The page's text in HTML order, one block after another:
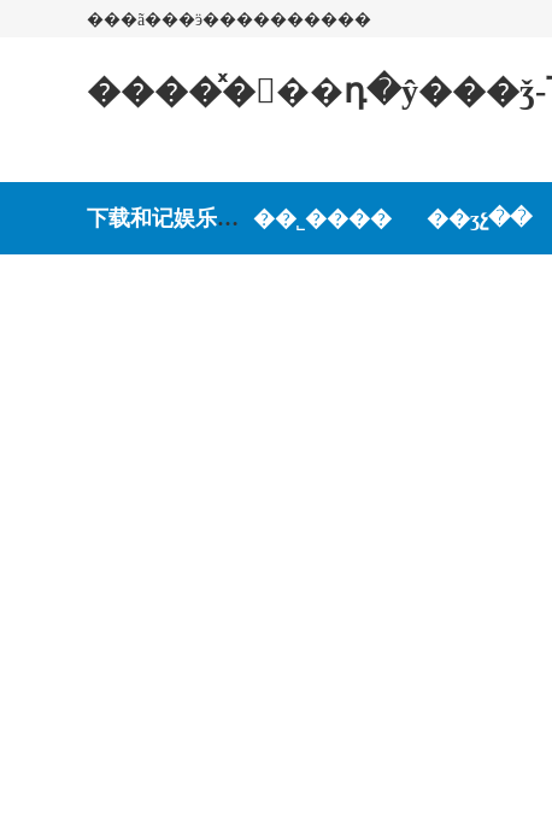
���ã���ӭ����������
����ͯ�򿪲��դ�ŷ���ǯ-下
下载和记娱乐-和记娱乐游戏 ��˾���� ��ʒչ��